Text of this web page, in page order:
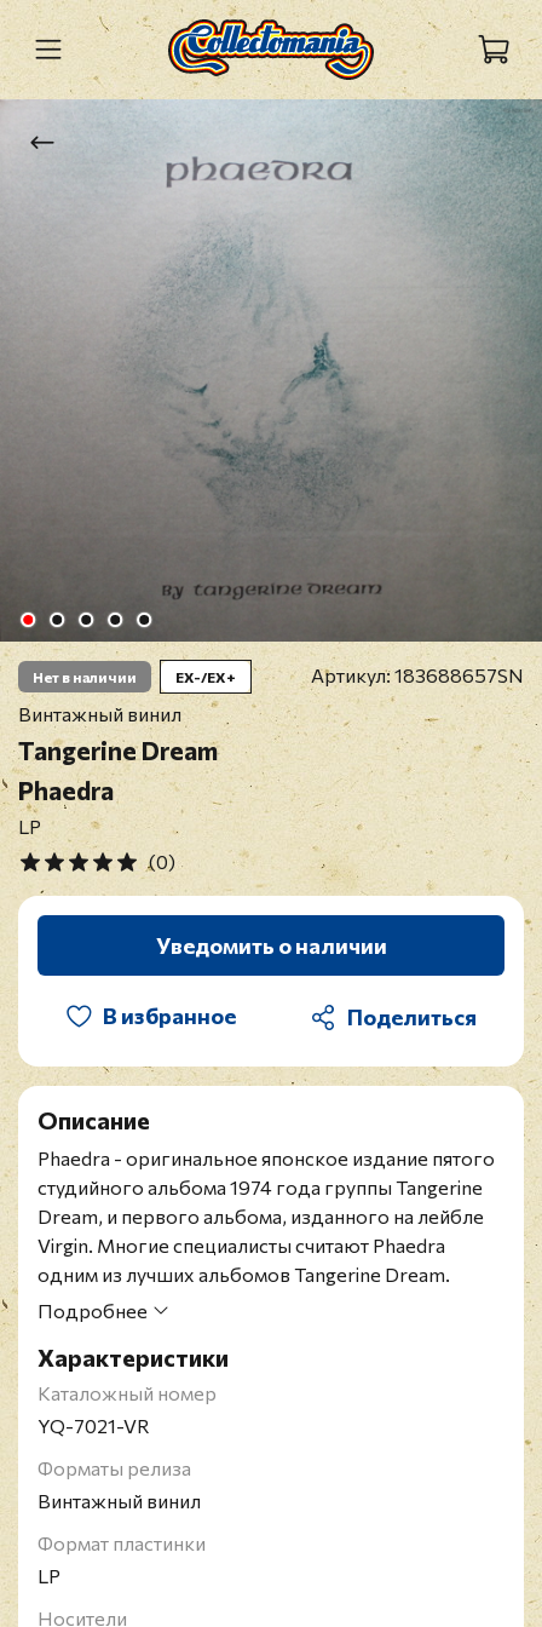
Нет в наличии EX-/EX+ Артикул:183688657SN
Винтажный винил
Tangerine Dream
Phaedra
LP
(0)
Уведомить о наличии
В избранное
Описание
Phaedra - оригинальное японское издание пятого
студийного альбома 1974 года группы Tangerine
Dream, и первого альбома, изданного на лейбле
Virgin. Многие специалисты считают Phaedra
одним из лучших альбомов Tangerine Dream.
Альбом положил начало международному успеху
достигли шестизначных цифр, он поднялся до 15
места в чарте и продержался там 15 недель,
практически без поддержки в эфире. Phaedra был
альбомов всех времен".
Конверт в отличном состоянии, винил в
превосходном состоянии. OBI нет в наличии.
Германский музыкальный коллектив Tangerine
Подробнее
Характеристики
Каталожный номер
YQ-7021-VR
Форматы релиза
Винтажный винил
Формат пластинки
LP
Носители